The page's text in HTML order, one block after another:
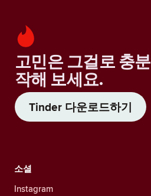
고민은 그걸로 충
작해 보세요.
Tinder 다운로드하기
소셜
Instagram